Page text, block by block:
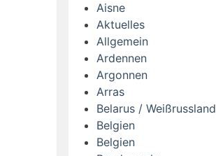
Aisne
Aktuelles
Allgemein
Ardennen
Argonnen
Arras
Belarus / Weißrussland
Belgien
Belgien